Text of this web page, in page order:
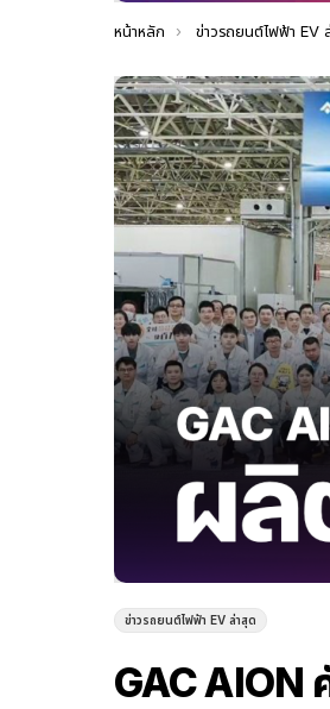
คุณอยู่ที่นี่:
หน้าหลัก ข่าวรถยนต์ไฟฟ้า EV
ข่าวรถยนต์ไฟฟ้า EV ล่าสุด
GAC AION